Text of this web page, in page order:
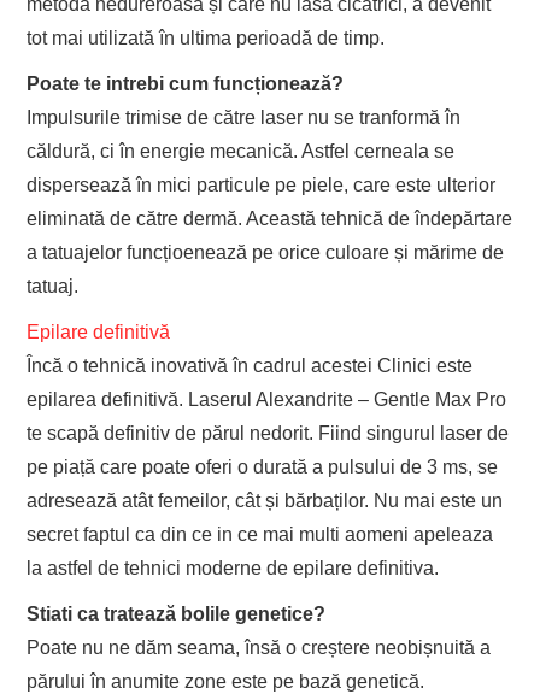
metodă nedureroasă și care nu lasă cicatrici, a devenit
tot mai utilizată în ultima perioadă de timp.
Poate te intrebi cum funcționează?
Impulsurile trimise de către laser nu se tranformă în
căldură, ci în energie mecanică. Astfel cerneala se
dispersează în mici particule pe piele, care este ulterior
eliminată de către dermă. Această tehnică de îndepărtare
a tatuajelor funcțioenează pe orice culoare și mărime de
tatuaj.
Epilare definitivă
Încă o tehnică inovativă în cadrul acestei Clinici este
epilarea definitivă. Laserul Alexandrite – Gentle Max Pro
te scapă definitiv de părul nedorit. Fiind singurul laser de
pe piață care poate oferi o durată a pulsului de 3 ms, se
adresează atât femeilor, cât și bărbaților. Nu mai este un
secret faptul ca din ce in ce mai multi aomeni apeleaza
la astfel de tehnici moderne de epilare definitiva.
Stiati ca tratează bolile genetice?
Poate nu ne dăm seama, însă o creștere neobișnuită a
părului în anumite zone este pe bază genetică.